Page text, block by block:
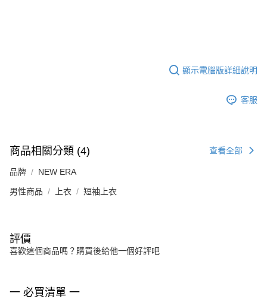
顯示電腦版詳細說明
客服
商品相關分類 (4) 查看全部
品牌 NEW ERA
男性商品 上衣 短袖上衣
評價
喜歡這個商品嗎？購買後給他一個好評吧
一 必買清單 一